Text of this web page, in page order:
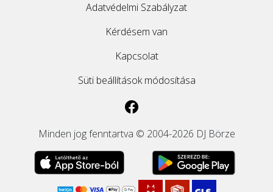
Adatvédelmi Szabályzat
Kérdésem van
Kapcsolat
Süti beállítások módosítása
Minden jog fenntartva © 2004-2026 DJ Börze